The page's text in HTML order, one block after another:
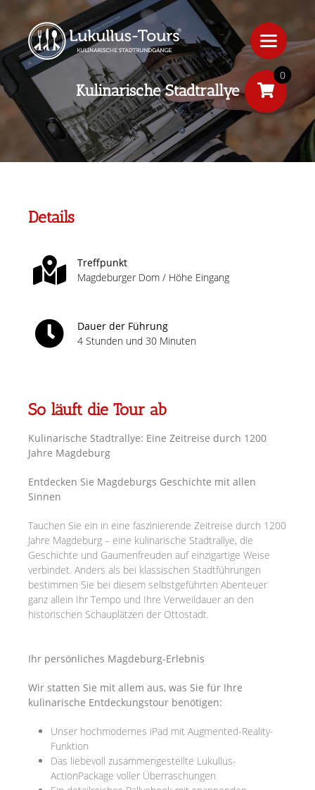
Kulinarische Stadtrallye
Details
Treffpunkt
Magdeburger Dom / Höhe Eingang
Dauer der Führung
4 Stunden und 30 Minuten
So läuft die Tour ab
Kulinarische Stadtrallye: Eine Zeitreise durch 1200
Jahre Magdeburg
Entdecken Sie Magdeburgs Geschichte mit allen
Sinnen
Tauchen Sie ein in eine faszinierende Zeitreise durch 1200
Jahre Magdeburg – eine kulinarische Stadtrallye, die
Geschichte und Gaumenfreuden auf einzigartige Weise
verbindet. Anders als bei klassischen Stadtführungen
bestimmen Sie bei diesem selbstgeführten Abenteuer
ganz allein Ihr Tempo und Ihre Verweildauer an den
historischen Schauplätzen der Ottostadt.
Ihr persönliches Magdeburg-Erlebnis
Wir statten Sie mit allem aus, was Sie für Ihre
kulinarische Entdeckungstour benötigen:
Unser hochmodernes iPad mit Augmented-Reality-
Funktion
Das liebevoll zusammengestellte Lukullus-
ActionPackage voller Überraschungen
0